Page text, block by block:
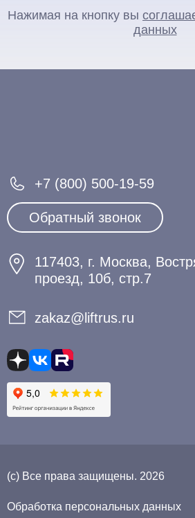
Нажимая на кнопку вы
данных
+7 (800) 500-19-59
Обратный звонок
117403, г. Москва,
проезд, 10б, стр.7
zakaz@liftrus.ru
(с) Все права защищены. 2026
Обработка персональных данных